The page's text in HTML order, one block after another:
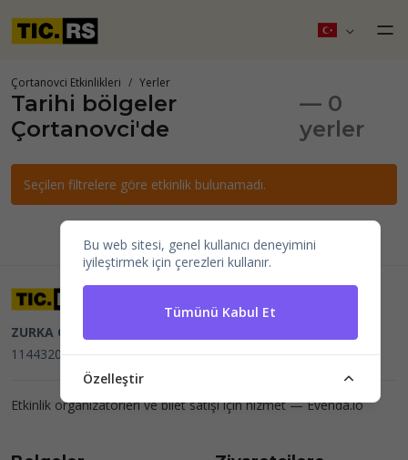
Çortanovci Etkinlikleri Yerler
Tarihi bölgeler
Çortanovci'de
— 0
yerler
Seçilen filtrelere göre etkinlik bulunamadı.
ZURKA CE BITI DOO
114432064, MB 22023195,mail@tic.rs, +381 63 173 3142
Etkinlik organizatörleri ve bilet satışı için hizmet —Evenda.io
Bu web sitesi, genel kullanıcı deneyimini
iyileştirmek için çerezleri kullanır.
Tümünü Kabul Et
Özelleştir